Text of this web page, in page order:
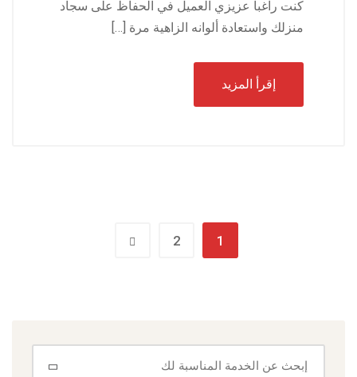
كنت راغباً عزيزي العميل في الحفاظ على سجاد
منزلك واستعادة ألوانه الزاهية مرة […]
إقرأ المزيد
1
2